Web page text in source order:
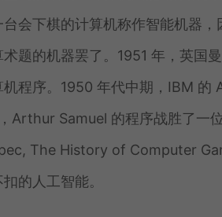
会下棋的计算机称作智能机器
题的机器罢了。1951 年，英
程序。1950 年代中期，IBM
Arthur Samuel 的程序战胜了一
The History of Computer
的人工智能。